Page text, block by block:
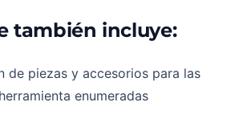
también incluye:
de piezas y accesorios para las
enumeradas